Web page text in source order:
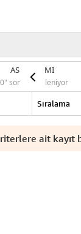
ASKI TAKIMI
sonuç listeleniyor
ait kayıt